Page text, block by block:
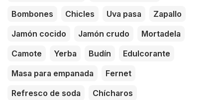
Bombones
Chicles Uva pasa
Zapallo
Jamón cocido
Jamón crudo
Mortadela
Camote
Yerba Budín
Edulcorante
Masa para empanada
Fernet
Refresco de soda
Chícharos